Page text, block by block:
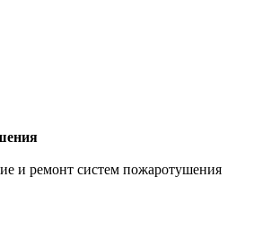
и ремонт систем пожаротушения